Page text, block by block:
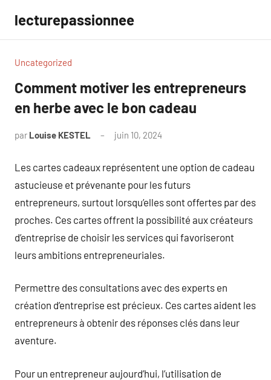
contenu
lecturepassionnee
Uncategorized
Comment motiver les entrepreneurs
en herbe avec le bon cadeau
par Louise KESTEL juin 10, 2024
Les cartes cadeaux représentent une option de cadeau
astucieuse et prévenante pour les futurs
entrepreneurs, surtout lorsqu’elles sont offertes par des
proches. Ces cartes offrent la possibilité aux créateurs
d’entreprise de choisir les services qui favoriseront
leurs ambitions entrepreneuriales.
Permettre des consultations avec des experts en
création d’entreprise est précieux. Ces cartes aident les
entrepreneurs à obtenir des réponses clés dans leur
aventure.
Pour un entrepreneur aujourd’hui, l’utilisation de